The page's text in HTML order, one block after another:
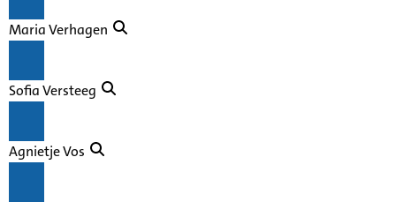
Maria Verhagen
Sofia Versteeg
Agnietje Vos